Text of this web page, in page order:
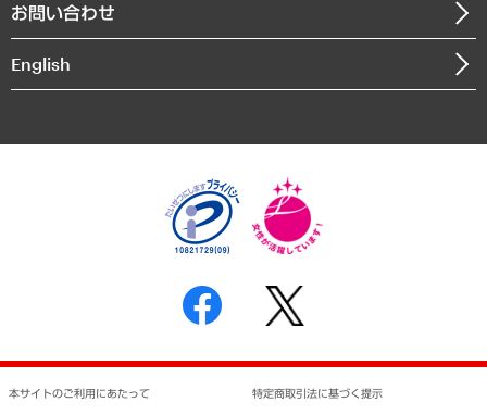
インドネシア現地法人
個人情報保護方針
反社会的勢力に対する基本方針
書面による個人情報の開示等の請求の手続きについて
お問い合わせ
English
本サイトのご利用にあたって 特定商取引法に基づく提示